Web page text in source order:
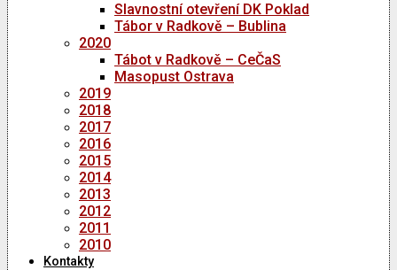
Slavnostní otevření DK Poklad
Tábor v Radkově – Bublina
2020
Tábot v Radkově – CeČaS
Masopust Ostrava
2019
2018
2017
2016
2015
2014
2013
2012
2011
2010
Kontakty